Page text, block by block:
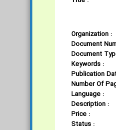
Organization :
Document
Document
Keywords :
Publication
Number Of
Language :
Description :
Price :
Status :